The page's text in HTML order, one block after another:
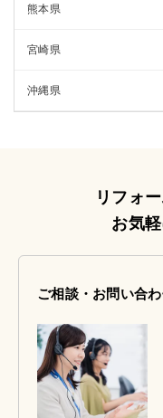
熊本県
宮崎県
沖縄県
リフォ
お気
ご相談・お問い合